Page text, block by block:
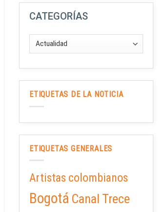
CATEGORÍAS
ETIQUETAS DE LA NOTICIA
ETIQUETAS GENERALES
Artistas colombianos
Bogotá Canal Trece